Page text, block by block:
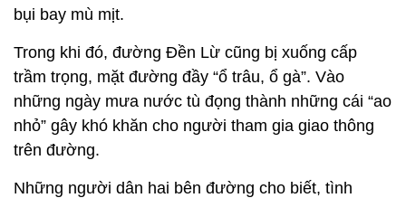
bụi bay mù mịt.
Trong khi đó, đường Đền Lừ cũng bị xuống cấp
trầm trọng, mặt đường đầy “ổ trâu, ổ gà”. Vào
những ngày mưa nước tù đọng thành những cái “ao
nhỏ” gây khó khăn cho người tham gia giao thông
trên đường.
Những người dân hai bên đường cho biết, tình